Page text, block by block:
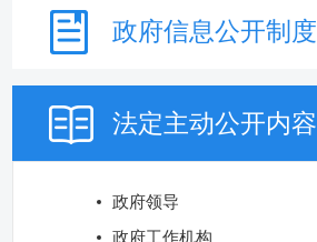
政府信息公开制度
法定主动公开内容
政府领导
政府工作机构